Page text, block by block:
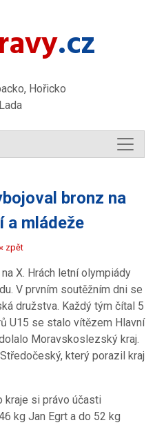
.cz
Hořicko
bronz na
a mládeže
« zpět
X. Hrách letní olympiády
V prvním soutěžním dni se
družstva. Každý tým čítal 5
U15 se stalo vítězem Hlavní
Moravskoslezský kraj.
který porazil kraj
kraje si právo účasti
kg Jan Egrt a do 52 kg